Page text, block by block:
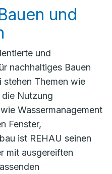
und
und
nachhaltiges Bauen
stehen Themen wie
Nutzung
Wassermanagement
Fenster,
ist REHAU seinen
mit ausgereiften